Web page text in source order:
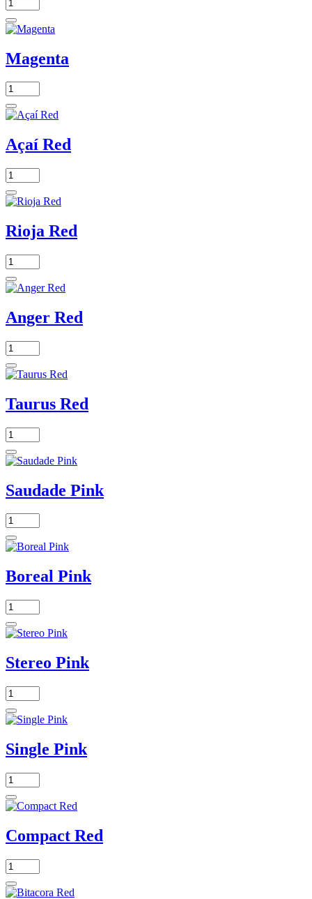
Magenta
Açaí Red
Rioja Red
Anger Red
Taurus Red
Saudade Pink
Boreal Pink
Stereo Pink
Single Pink
Compact Red